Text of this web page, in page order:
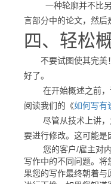
一种轮廓并不比另
言部分中的论文，然后
四、轻松
不要试图使其完美！
好了。
在开始概述之前，
阅读我们的《如何写有
尽管从技术上讲，大
要进行修改。 这可能是
您的客户/雇主对内
写作中的不同问题。
果您的写作最终朝着与